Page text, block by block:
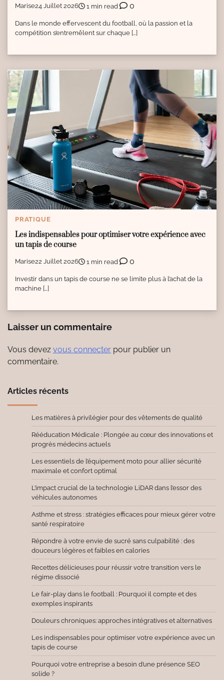
Marise24 Juillet 2026 1 min read 0
Dans le monde effervescent du football, où la passion et la
compétition s’entremêlent sur chaque […]
PRATIQUE
Les indispensables pour optimiser votre expérience avec
un tapis de course
Marise22 Juillet 2026 1 min read 0
Investir dans un tapis de course ne se limite plus à l’achat de la
machine […]
Laisser un commentaire
Vous devez vous connecter pour publier un
commentaire.
Articles récents
Les matières à privilégier pour des vêtements de qualité
Rééducation Médicale : Plongée au cœur des innovations et
progrès médecins actuels
Les essentiels de l’équipement moto pour allier sécurité
maximale et confort optimal
L’impact crucial de la technologie LiDAR dans l’essor des
véhicules autonomes
Asthme et stress : stratégies efficaces pour mieux gérer votre
santé respiratoire
Répondre à votre envie de sucré sans culpabilité : des
douceurs légères et faibles en calories
Recettes délicieuses pour réussir votre transition vers le
régime dissocié
Le fair-play dans le football : Pourquoi il compte et des
exemples inspirants
Douleurs chroniques: approches intégratives et alternatives
Les indispensables pour optimiser votre expérience avec un
tapis de course
Pourquoi votre entreprise a besoin d’une présence SEO
solide ?